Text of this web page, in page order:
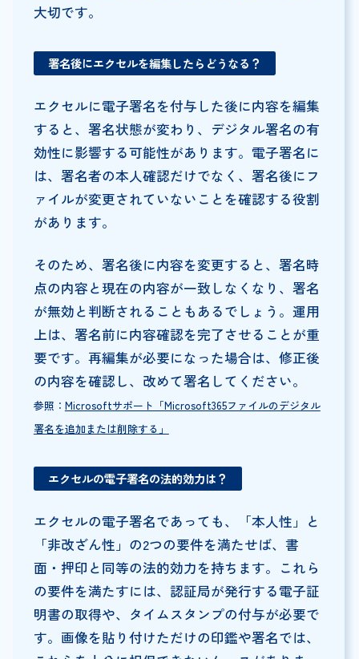
大切です。
署名後にエクセルを編集したらどうなる？
エクセルに電子署名を付与した後に内容を編集
すると、署名状態が変わり、デジタル署名の有
効性に影響する可能性があります。電子署名に
は、署名者の本人確認だけでなく、署名後にフ
ァイルが変更されていないことを確認する役割
があります。
そのため、署名後に内容を変更すると、署名時
点の内容と現在の内容が一致しなくなり、署名
が無効と判断されることもあるでしょう。運用
上は、署名前に内容確認を完了させることが重
要です。再編集が必要になった場合は、修正後
の内容を確認し、改めて署名してください。
参照： Microsoftサポート「Microsoft365ファイルのデジタル
署名を追加または削除する」
エクセルの電子署名の法的効力は？
エクセルの電子署名であっても、「本人性」と
「非改ざん性」の2つの要件を満たせば、書
面・押印と同等の法的効力を持ちます。これら
の要件を満たすには、認証局が発行する電子証
明書の取得や、タイムスタンプの付与が必要で
す。画像を貼り付けただけの印鑑や署名では、